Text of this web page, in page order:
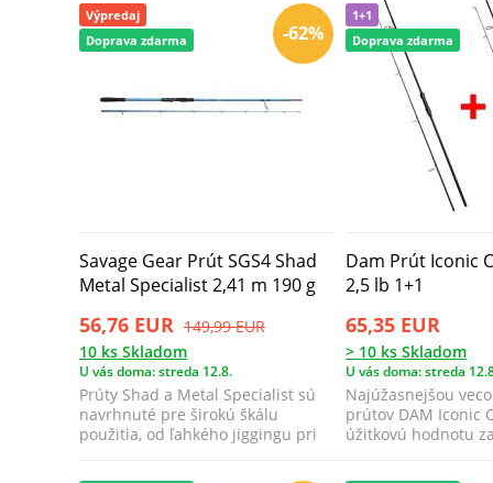
-62%
Výpredaj
Doprava zdarma
Savage Gear Prút SGS4 Shad
Metal Specialist 2,41 m 190 g
56,76 EUR 149,99 EUR
10 ks Skladom
U vás doma: streda 12.8.
Prúty Shad a Metal Specialist sú
navrhnuté pre širokú škálu
použitia, od ľahkého jiggingu pri
1+1
Doprava zdarma
Dam Prút Iconic
2,5 lb 1+1
65,35 EUR
> 10 ks Skladom
U vás doma: streda
Najúžasnejšou
prútov DAM Iconic
úžitkovú hodnotu